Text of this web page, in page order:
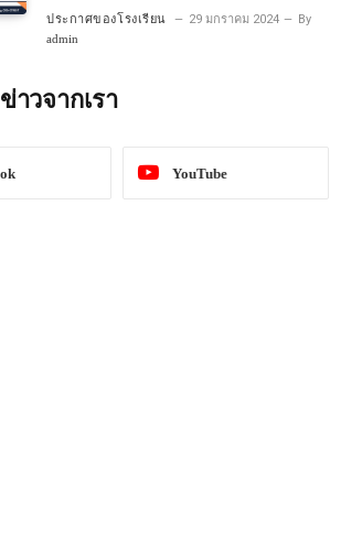
ปีที่ 1 โครงการห้องเรียนพิเศษ
วิทยาศาสตร์ และคณิตศาสตร์ ประจําปี
ประกาศของโรงเรียน 29 มกราคม 2024 By
admin
าวจากเรา
YouTube